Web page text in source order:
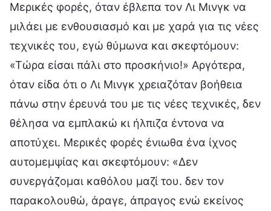
Μερικές φορές, όταν έβλεπα τον Λι Μινγκ να
μιλάει με ενθουσιασμό και με χαρά για τις νέες
τεχνικές του, εγώ θύμωνα και σκεφτόμουν:
«Τώρα είσαι πάλι στο προσκήνιο!» Αργότερα,
όταν είδα ότι ο Λι Μινγκ χρειαζόταν βοήθεια
πάνω στην έρευνά του με τις νέες τεχνικές, δεν
θέλησα να εμπλακώ κι ήλπιζα έντονα να
αποτύχει. Μερικές φορές ένιωθα ένα ίχνος
αυτομεμψίας και σκεφτόμουν: «Δεν
συνεργάζομαι καθόλου μαζί του. δεν τον
παρακολουθώ, άραγε, άπραγος ενώ εκείνος